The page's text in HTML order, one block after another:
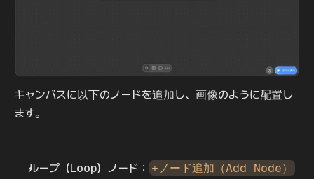
キャンバスに以下のノードを追加し、画像のように配置し
ます。
ループ（Loop）ノード： +ノード追加（Add Node）